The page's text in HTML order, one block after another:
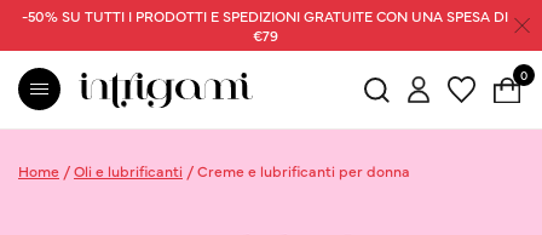
-50% SU TUTTI I PRODOTTI E SPEDIZIONI GRATUITE CON UNA SPESA DI
€79
0
Home /Oli e lubrificanti /Creme e lubrificanti per donna